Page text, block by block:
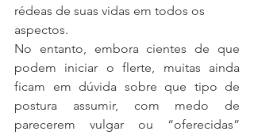
rédeas de suas vidas em todos os
aspectos.
No entanto, embora cientes de que
podem iniciar o flerte, muitas ainda
ficam em dúvida sobre que tipo de
postura assumir, com medo de
parecerem vulgar ou “oferecidas”